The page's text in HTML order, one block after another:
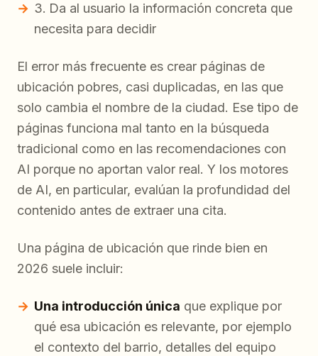
Da al usuario la información concreta que
necesita para decidir
El error más frecuente es crear páginas de
ubicación pobres, casi duplicadas, en las que
solo cambia el nombre de la ciudad. Ese tipo de
páginas funciona mal tanto en la búsqueda
tradicional como en las recomendaciones con
AI porque no aportan valor real. Y los motores
de AI, en particular, evalúan la profundidad del
contenido antes de extraer una cita.
Una página de ubicación que rinde bien en
2026 suele incluir:
Una introducción única que explique por
qué esa ubicación es relevante, por ejemplo
el contexto del barrio, detalles del equipo